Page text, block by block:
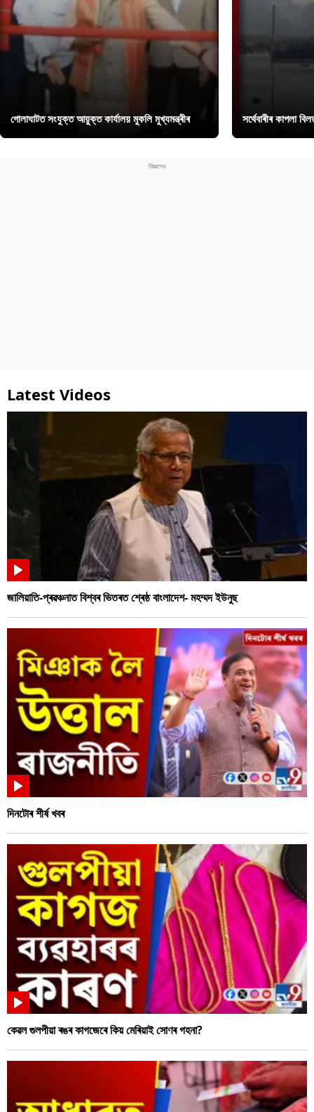
গোলাঘাটত সংযুক্ত আয়ুক্ত কাৰ্যালয় মুকলি মুখ্যমন্ত্ৰীৰ সৰ্থেবাৰীৰ কাপলা
Latest Videos
জালিয়াতি-প্ৰৱঞ্চনাত বিশ্বৰ ভিতৰত শ্ৰেষ্ঠ বাংলাদেশ- মহম্মদ ইউনুছ
দিনটোৰ শীৰ্ষ খবৰ
কেৱল গুলপীয়া ৰঙৰ কাগজেৰে কিয় মেৰিয়াই সোণৰ গহনা?